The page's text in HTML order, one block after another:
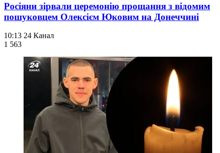
Росіяни зірвали церемонію прощання з відомим
пошуковцем Олексієм Юковим на Донеччині
10:13 24 Канал
1 563